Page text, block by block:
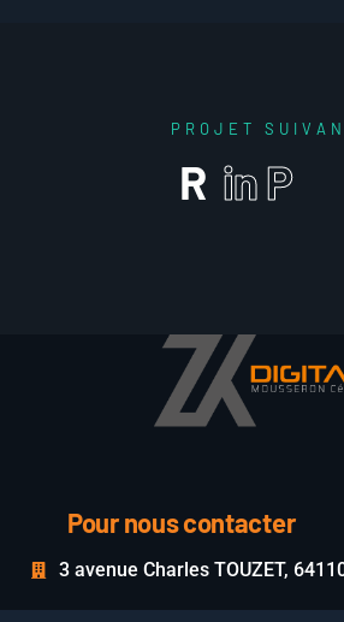
P R O J E T S U I V A N
R inP
Pour nous contacter
3 avenue Charles TOUZET,